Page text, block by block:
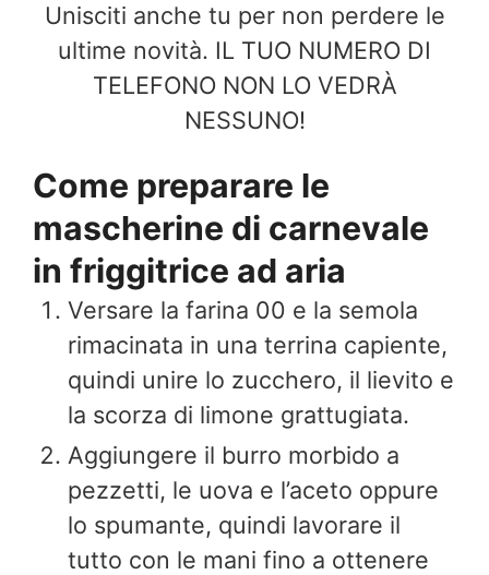
Unisciti anche tu per non perdere le
ultime novità. IL TUO NUMERO DI
TELEFONO NON LO VEDRÀ
NESSUNO!
Come preparare le
mascherine di carnevale
in friggitrice ad aria
Versare la farina 00 e la semola
rimacinata in una terrina capiente,
quindi unire lo zucchero, il lievito e
la scorza di limone grattugiata.
Aggiungere il burro morbido a
pezzetti, le uova e l’aceto oppure
lo spumante, quindi lavorare il
tutto con le mani fino a ottenere